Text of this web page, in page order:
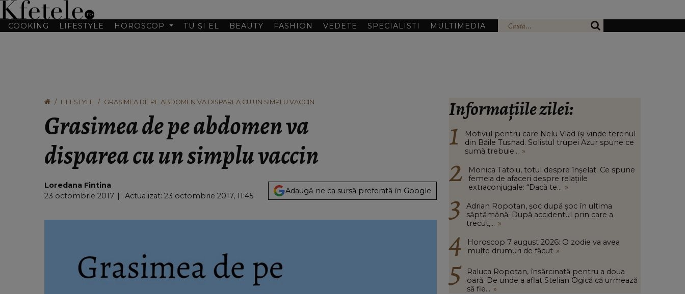
COOKING LIFESTYLE HOROSCOP TU ȘI EL BEAUTY FASHION VEDETE SPECIALISTI MULTIMEDIA
LIFESTYLE GRASIMEA DE PE ABDOMEN VA DISPAREA CU UN SIMPLU VACCIN
Grasimea de pe abdomen va
disparea cu un simplu vaccin
Loredana Fintina
23 octombrie 2017
Actualizat: 23 octombrie 2017, 11:45
Adaugă-ne ca sursă preferată în Google
Informațiile zilei:
Motivul pentru care Nelu Vlad își vinde terenul
din Băile Tușnad. Solistul trupei Azur spune ce
sumă trebuie... »
Monica Tatoiu, totul despre înșelat. Ce spune
femeia de afaceri despre relațiile
extraconjugale: “Dacă te... »
Adrian Ropotan, șoc după șoc în ultima
săptămână. După accidentul prin care a
trecut,... »
Horoscop 7 august 2026: O zodie va avea
multe drumuri de făcut »
Raluca Ropotan, însărcinată pentru a doua
oară. De unde a aflat Stelian Ogică că urmează
să fie... »